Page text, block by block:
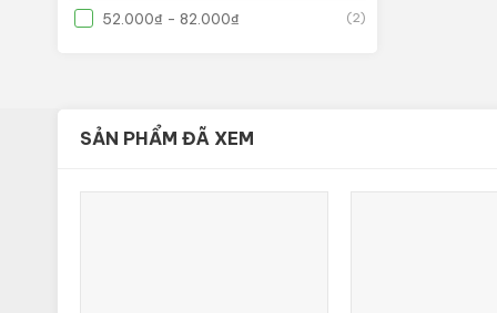
52.000₫ - 82.000₫ (2)
SẢN PHẨM ĐÃ XEM